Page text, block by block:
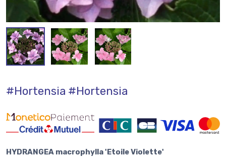
#Hortensia #Hortensia
HYDRANGEA macrophylla 'Etoile Violette'